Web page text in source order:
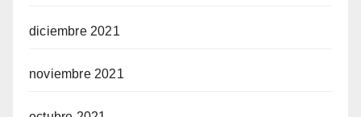
diciembre 2021
noviembre 2021